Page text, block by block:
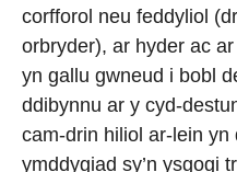
corfforol neu feddyliol
orbryder), ar hyder ac
yn gallu gwneud i bobl
ddibynnu ar y cyd-
cam-drin hiliol ar-lein
ymddygiad sy’n ysgogi